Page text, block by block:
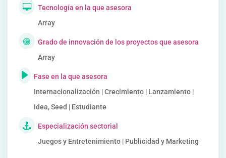
Tecnología en la que asesora
Array
Grado de innovación de los proyectos que asesora
Array
Fase en la que asesora
Internacionalización | Crecimiento | Lanzamiento |
Idea, Seed | Estudiante
Especialización sectorial
Juegos y Entretenimiento | Publicidad y Marketing